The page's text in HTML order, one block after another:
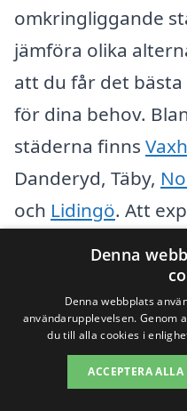
omkringliggande
jämföra olika
att du får det
för dina behov.
städerna finns
Danderyd, Täby,
och Lidingö. Att
kan leda till bättre
När du letar efter
bör du tänka på
Priser och
Denna
Denna webbplats
användarupplevelsen. Genom
du till alla cookies i
ACCEPTERA ALLA